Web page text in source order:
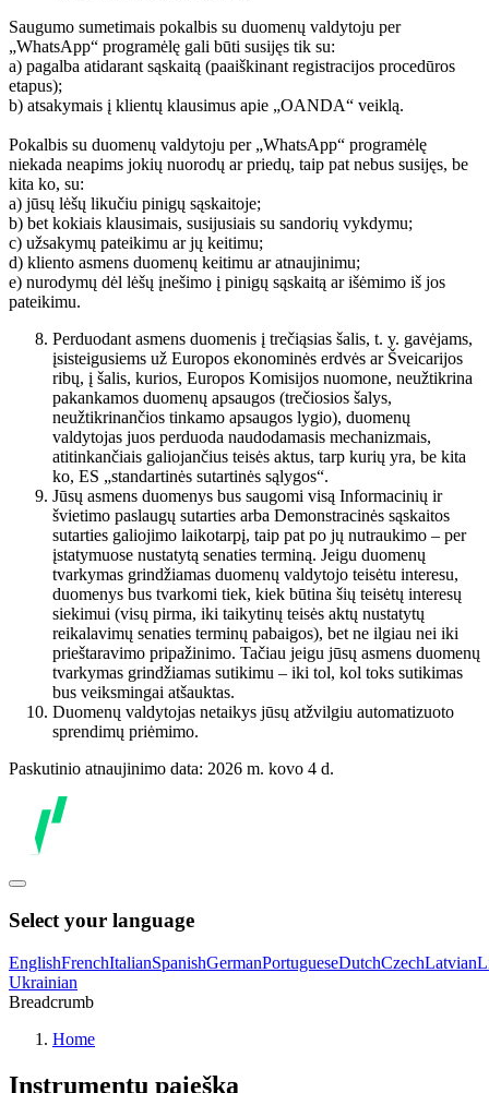
Saugumo sumetimais pokalbis su duomenų valdytoju per
„WhatsApp“ programėlę gali būti susijęs tik su:
a) pagalba atidarant sąskaitą (paaiškinant registracijos procedūros
etapus);
b) atsakymais į klientų klausimus apie „OANDA“ veiklą.
Pokalbis su duomenų valdytoju per „WhatsApp“ programėlę
niekada neapims jokių nuorodų ar priedų, taip pat nebus susijęs, be
kita ko, su:
a) jūsų lėšų likučiu pinigų sąskaitoje;
b) bet kokiais klausimais, susijusiais su sandorių vykdymu;
c) užsakymų pateikimu ar jų keitimu;
d) kliento asmens duomenų keitimu ar atnaujinimu;
e) nurodymų dėl lėšų įnešimo į pinigų sąskaitą ar išėmimo iš jos
pateikimu.
Perduodant asmens duomenis į trečiąsias šalis, t. y. gavėjams,
įsisteigusiems už Europos ekonominės erdvės ar Šveicarijos
ribų, į šalis, kurios, Europos Komisijos nuomone, neužtikrina
pakankamos duomenų apsaugos (trečiosios šalys,
neužtikrinančios tinkamo apsaugos lygio), duomenų
valdytojas juos perduoda naudodamasis mechanizmais,
atitinkančiais galiojančius teisės aktus, tarp kurių yra, be kita
ko, ES „standartinės sutartinės sąlygos“.
Jūsų asmens duomenys bus saugomi visą Informacinių ir
švietimo paslaugų sutarties arba Demonstracinės sąskaitos
sutarties galiojimo laikotarpį, taip pat po jų nutraukimo – per
įstatymuose nustatytą senaties terminą. Jeigu duomenų
tvarkymas grindžiamas duomenų valdytojo teisėtu interesu,
duomenys bus tvarkomi tiek, kiek būtina šių teisėtų interesų
siekimui (visų pirma, iki taikytinų teisės aktų nustatytų
reikalavimų senaties terminų pabaigos), bet ne ilgiau nei iki
prieštaravimo pripažinimo. Tačiau jeigu jūsų asmens duomenų
tvarkymas grindžiamas sutikimu – iki tol, kol toks sutikimas
bus veiksmingai atšauktas.
Duomenų valdytojas netaikys jūsų atžvilgiu automatizuoto
sprendimų priėmimo.
Paskutinio atnaujinimo data: 2026 m. kovo 4 d.
Select your language
EnglishFrenchItalianSpanishGermanPortugueseDutchCzechLatvian
Ukrainian
Breadcrumb
Home
Instrumentų paieška